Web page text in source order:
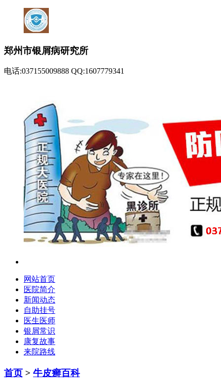
郑州市银屑病研究所
电话:037155009888 QQ:1607779341
网站首页
医院简介
新闻动态
自助挂号
医生医师
银屑常识
康复故事
来院路线
首页 > 牛皮癣百科